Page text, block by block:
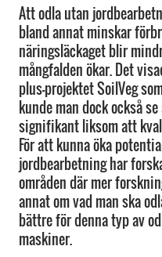
Att odla utan
bland annat minskar
näringsläckaget blir
mångfalden ökar. Det
plus-projektet SoilVeg
kunde man dock också
signifikant liksom att
För att kunna öka
jordbearbetning har
områden där mer
annat om vad man ska
bättre för denna typ av
maskiner.